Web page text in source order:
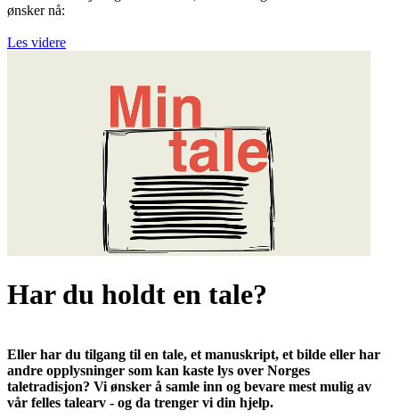
ønsker nå:
Les videre
Har du holdt en tale?
Eller har du tilgang til en tale, et manuskript, et bilde eller har
andre opplysninger som kan kaste lys over Norges
taletradisjon? Vi ønsker å samle inn og bevare mest mulig av
vår felles talearv - og da trenger vi din hjelp.